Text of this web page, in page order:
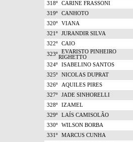
318º
CARINE FRASSONI
319º
CANHOTO
320º
VIANA
321º
JURANDIR SILVA
322º
CAIO
323º
EVARISTO PINHEIRO
RIGHETTO
324º
ISABELINO SANTOS
325º
NICOLAS DUPRAT
326º
AQUILES PIRES
327º
JADE SINHORELLI
328º
IZAMEL
329º
LAÍS CAMISOLÃO
330º
WILSON BORBA
331º
MARCUS CUNHA